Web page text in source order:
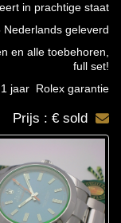
in prachtige staat
Nederlands geleverd
en alle toebehoren,
full set!
jaar Rolex garantie
Prijs : € sold